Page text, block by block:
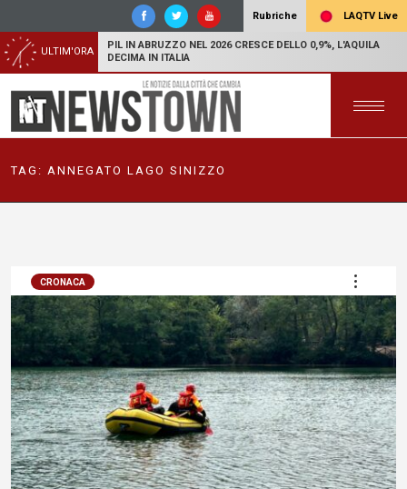
Rubriche LAQTV Live
ULTIM'ORA
PIL IN ABRUZZO NEL 2026 CRESCE DELLO 0,9%, L'AQUILA
DECIMA IN ITALIA
TAG: ANNEGATO LAGO SINIZZO
CRONACA